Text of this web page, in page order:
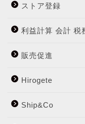
ストア登録
利益計算 会計 税
販売促進
Hirogete
Ship&Co